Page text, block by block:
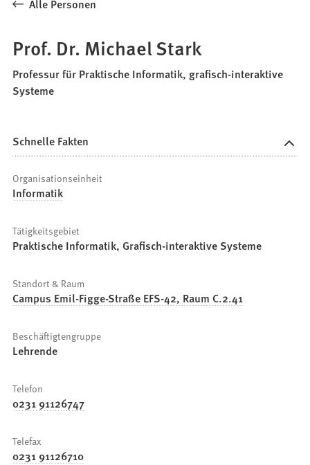
Alle Personen
Prof. Dr. Michael Stark
Professur für Praktische Informatik, grafisch-interaktive
Systeme
Schnelle Fakten
Organisationseinheit
Informatik
Tätigkeitsgebiet
Praktische Informatik, Grafisch-interaktive Systeme
Standort & Raum
Campus Emil-Figge-Straße EFS-42, Raum C.2.41
Beschäftigtengruppe
Lehrende
Telefon
0231 91126747
Telefax
0231 91126710